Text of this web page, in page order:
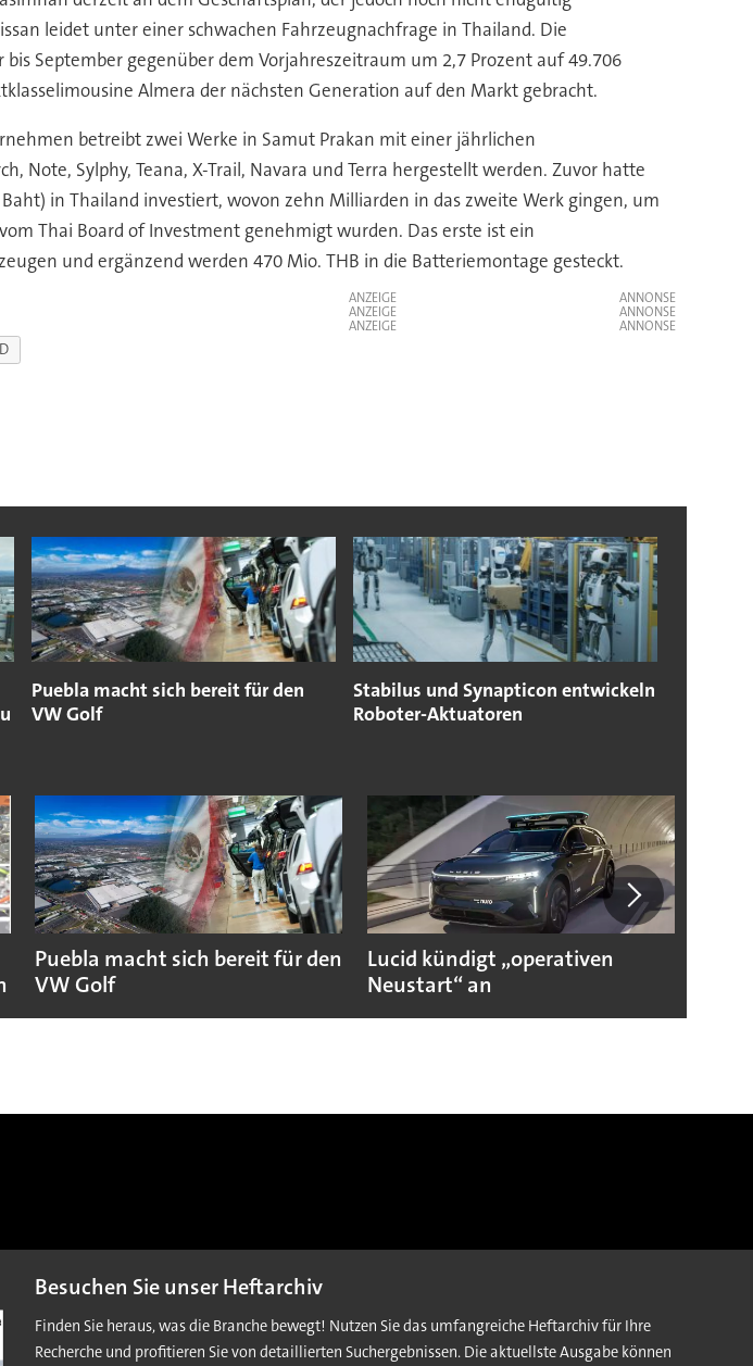
leidet unter einer schwachen Fahrzeugnachfrage in Thailand. Die
September gegenüber dem Vorjahreszeitraum um 2,7 Prozent auf 49.706
Almera der nächsten Generation auf den Markt gebracht.
betreibt zwei Werke in Samut Prakan mit einer jährlichen
Note, Sylphy, Teana, X-Trail, Navara und Terra hergestellt werden. Zuvor hatte
in Thailand investiert, wovon zehn Milliarden in das zweite Werk gingen, um
Thai Board of Investment genehmigt wurden. Das erste ist ein
und ergänzend werden 470 Mio. THB in die Batteriemontage gesteckt.
ANZEIGE
ANZEIGE
ANZEIGE
Puebla macht sich bereit für den
VW Golf
Stabilus und Synapticon entwickeln
Roboter-Aktuatoren
Puebla macht sich bereit für den
VW Golf
Lucid kündigt „operativen
Neustart“ an
Besuchen Sie unser Heftarchiv
Finden Sie heraus, was die Branche bewegt! Nutzen Sie das umfangreiche Heftarchiv für Ihre
Recherche und profitieren Sie von detaillierten Suchergebnissen. Die aktuellste Ausgabe können